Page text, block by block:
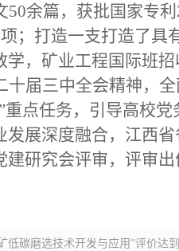
50余篇，获批国家专利
；打造一支打造了具
学，矿业工程国际班招
十届三中全会精神，
点任务，引导高校
展深度融合，江西
研究会评审，评审出
低碳磨选技术开发与应用”评价达